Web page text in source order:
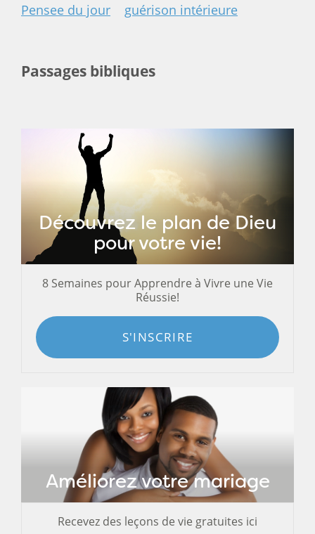
Pensee du jour
guérison intérieure
Passages bibliques
Découvrez le plan de Dieu
pour votre vie!
8 Semaines pour Apprendre à Vivre une Vie
Réussie!
S'INSCRIRE
Améliorez votre mariage
Recevez des leçons de vie gratuites ici